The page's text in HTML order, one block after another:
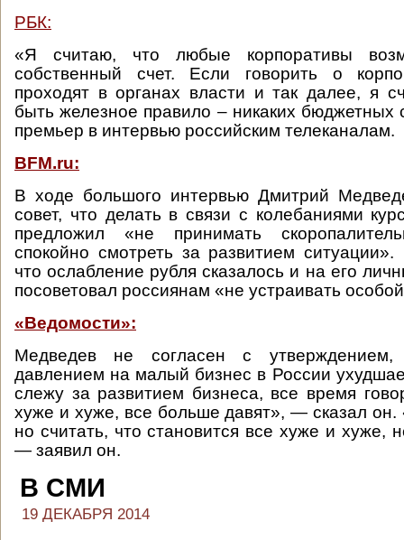
РБК:
«Я считаю, что любые корпоративы
собственный счет. Если говорить о
проходят в органах власти и так далее, я
быть железное правило – никаких бюджетных
премьер в интервью российским телеканалам.
BFM.ru:
В ходе большого интервью Дмитрий
совет, что делать в связи с колебаниями
предложил «не принимать
спокойно смотреть за развитием
что ослабление рубля сказалось и на его
посоветовал россиянам «не устраивать
«Ведомости»:
Медведев не согласен с
давлением на малый бизнес в России
слежу за развитием бизнеса, все время
хуже и хуже, все больше давят», — сказал он.
но считать, что становится все хуже и хуже,
— заявил он.
В СМИ
19 ДЕКАБРЯ 2014